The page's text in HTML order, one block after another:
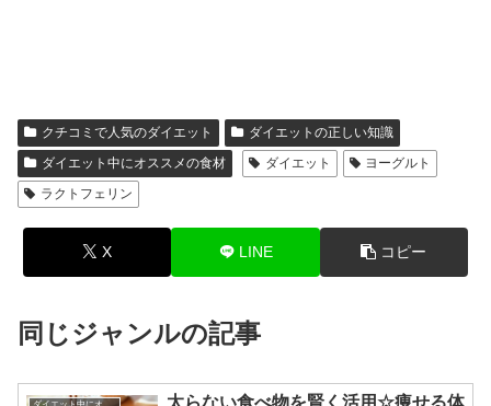
クチコミで人気のダイエット
ダイエットの正しい知識
ダイエット中にオススメの食材
ダイエット
ヨーグルト
ラクトフェリン
X LINE コピー
同じジャンルの記事
太らない食べ物を賢く活用☆痩せる体